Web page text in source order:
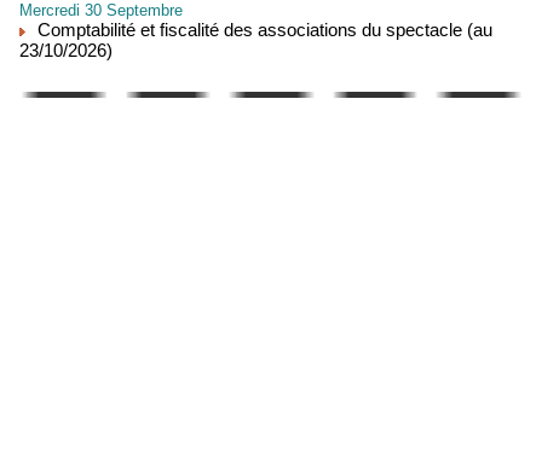
Mercredi 30 Septembre
Comptabilité et fiscalité des associations du spectacle (au
23/10/2026)